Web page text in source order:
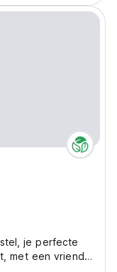
je perfecte
met een vriend